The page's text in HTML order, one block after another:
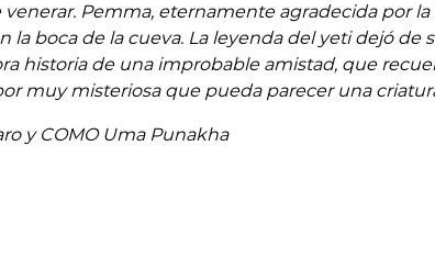
venerar. Pemma, eternamente agradecida por
la boca de la cueva. La leyenda del yeti dejó de
historia de una improbable amistad, que
muy misteriosa que pueda parecer una
y COMO Uma Punakha